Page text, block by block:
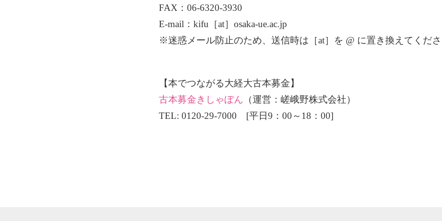
FAX：06-6320-3930
E-mail：kifu［at］osaka-ue.ac.jp
※迷惑メール防止のため、送信時は［at］を @ に置き換えてくだ
【本でつながる大経大古本募金】
古本募金きしゃぽん （運営：嵯峨野株式会社）
TEL: 0120-29-7000 [平日9：00～18：00]